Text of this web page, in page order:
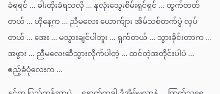
ခံရရင် … ဓါးထိုးခံရသလို … နှလုံးသွေးစိမ်းရှင်ရှင် … ထွက်တတ်
တယ် … ဟိုနေ့က … ညီမလေး ယောက်ျား အိမ်သစ်တက်ပွဲ လုပ်
တယ် … အေး … မသွားချင်ပါဘူး … ရှက်တယ် … သွားခိုင်းတာက …
အဖွား … ညီမလေးဆီသွားလိုက်ပါတဲ့ … ထင်တဲ့အတိုင်းပါပဲ …
ဧည့်ခံပုံလေးက …